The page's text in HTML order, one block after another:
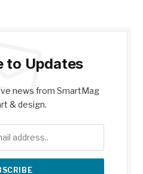
to Updates
news from SmartMag
& design.